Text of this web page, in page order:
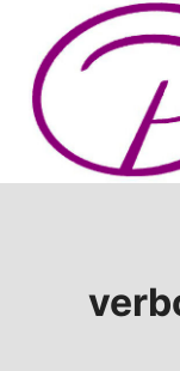
Doorgaan
inhoud